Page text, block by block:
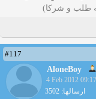
طلب و شرکا)
#117
AloneBoy
4 Feb 2012 09:17
ارسالها: 3502